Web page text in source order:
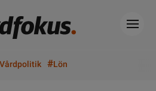
Vårdpolitik #Lön